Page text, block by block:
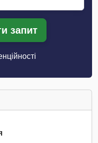
запит